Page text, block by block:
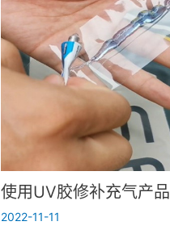
使用UV胶修补充气产品
2022-11-11